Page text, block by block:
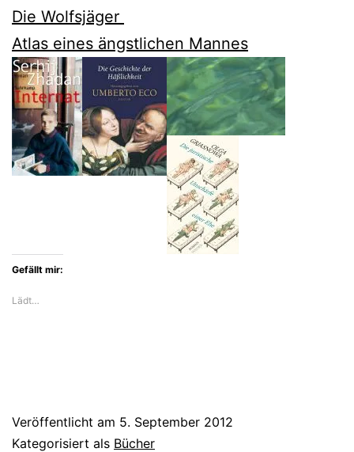
Die Wolfsjäger
Atlas eines ängstlichen Mannes
Gefällt mir:
Lädt…
Veröffentlicht am 5. September 2012
Kategorisiert als Bücher